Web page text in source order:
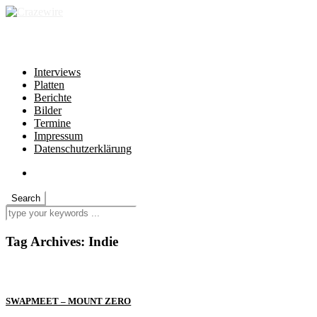
Interviews
Platten
Berichte
Bilder
Termine
Impressum
Datenschutzerklärung
Tag Archives: Indie
SWAPMEET – MOUNT ZERO